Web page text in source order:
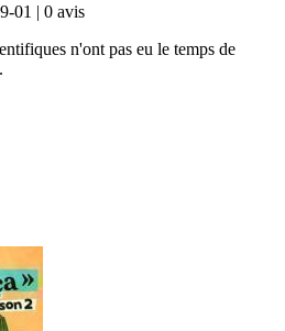
01 | 0 avis
n'ont pas eu le temps de